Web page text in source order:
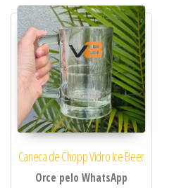
Caneca de Chopp Vidro Ice Beer
Orce pelo WhatsApp